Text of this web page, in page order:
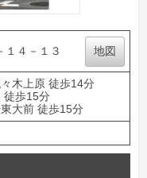
１４－１３ 地図
木上原 徒歩14分
徒歩15分
大前 徒歩15分